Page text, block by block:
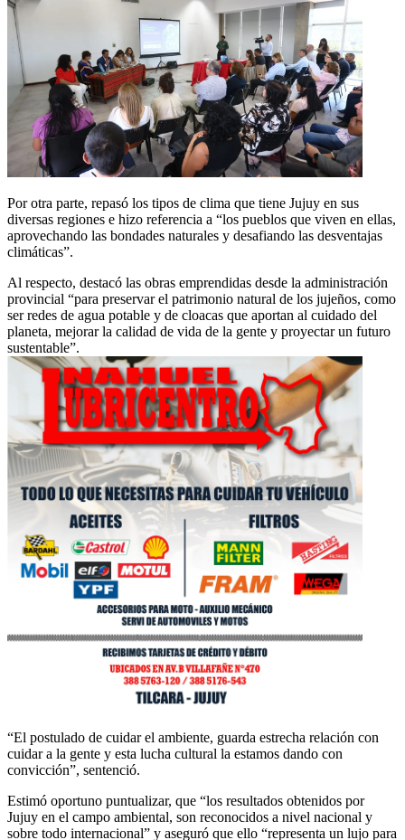
Por otra parte, repasó los tipos de clima que tiene Jujuy en sus
diversas regiones e hizo referencia a “los pueblos que viven en ellas,
aprovechando las bondades naturales y desafiando las desventajas
climáticas”.
Al respecto, destacó las obras emprendidas desde la administración
provincial “para preservar el patrimonio natural de los jujeños, como
ser redes de agua potable y de cloacas que aportan al cuidado del
planeta, mejorar la calidad de vida de la gente y proyectar un futuro
sustentable”.
“El postulado de cuidar el ambiente, guarda estrecha relación con
cuidar a la gente y esta lucha cultural la estamos dando con
convicción”, sentenció.
Estimó oportuno puntualizar, que “los resultados obtenidos por
Jujuy en el campo ambiental, son reconocidos a nivel nacional y
sobre todo internacional” y aseguró que ello “representa un lujo para